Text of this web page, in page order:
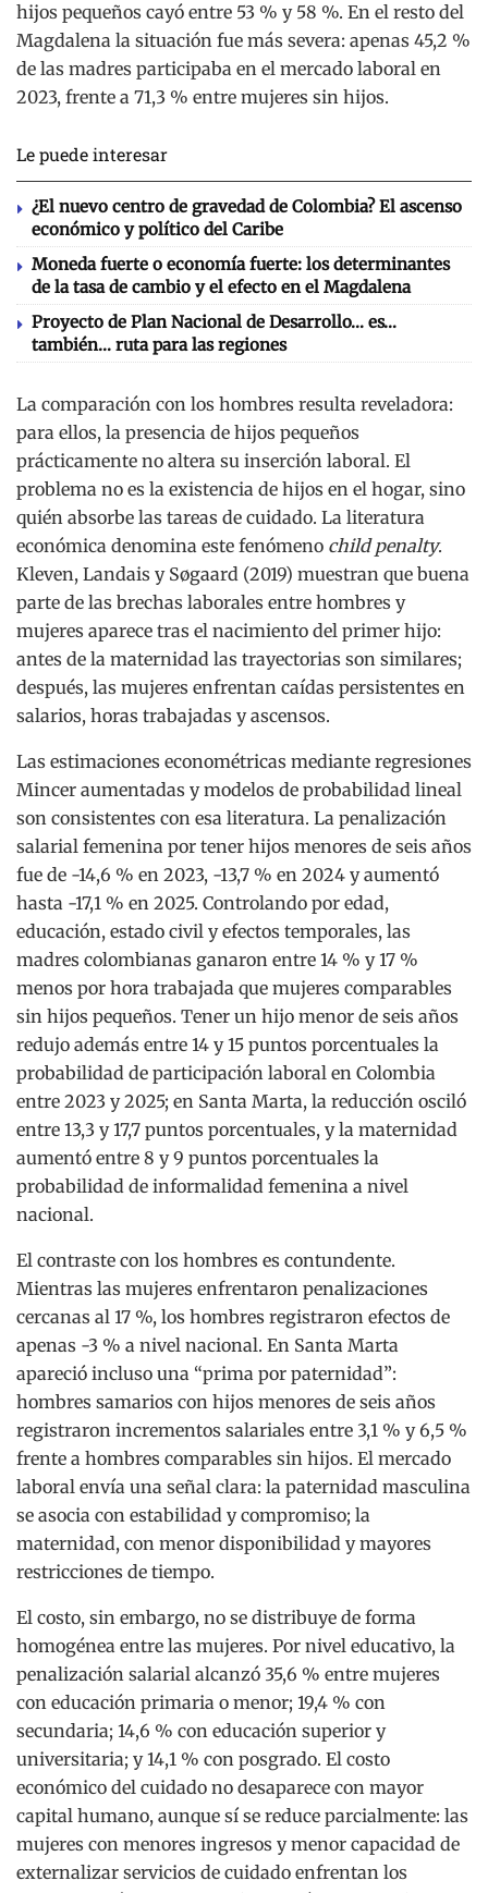
hijos pequeños cayó entre 53 % y 58 %. En el resto del
Magdalena la situación fue más severa: apenas 45,2 %
de las madres participaba en el mercado laboral en
2023, frente a 71,3 % entre mujeres sin hijos.
Le puede interesar
¿El nuevo centro de gravedad de Colombia? El ascenso
económico y político del Caribe
Moneda fuerte o economía fuerte: los determinantes
de la tasa de cambio y el efecto en el Magdalena
Proyecto de Plan Nacional de Desarrollo… es…
también… ruta para las regiones
La comparación con los hombres resulta reveladora:
para ellos, la presencia de hijos pequeños
prácticamente no altera su inserción laboral. El
problema no es la existencia de hijos en el hogar, sino
quién absorbe las tareas de cuidado. La literatura
económica denomina este fenómeno child penalty.
Kleven, Landais y Søgaard (2019) muestran que buena
parte de las brechas laborales entre hombres y
mujeres aparece tras el nacimiento del primer hijo:
antes de la maternidad las trayectorias son similares;
después, las mujeres enfrentan caídas persistentes en
salarios, horas trabajadas y ascensos.
Las estimaciones econométricas mediante regresiones
Mincer aumentadas y modelos de probabilidad lineal
son consistentes con esa literatura. La penalización
salarial femenina por tener hijos menores de seis años
fue de -14,6 % en 2023, -13,7 % en 2024 y aumentó
hasta -17,1 % en 2025. Controlando por edad,
educación, estado civil y efectos temporales, las
madres colombianas ganaron entre 14 % y 17 %
menos por hora trabajada que mujeres comparables
sin hijos pequeños. Tener un hijo menor de seis años
redujo además entre 14 y 15 puntos porcentuales la
probabilidad de participación laboral en Colombia
entre 2023 y 2025; en Santa Marta, la reducción osciló
entre 13,3 y 17,7 puntos porcentuales, y la maternidad
aumentó entre 8 y 9 puntos porcentuales la
probabilidad de informalidad femenina a nivel
nacional.
El contraste con los hombres es contundente.
Mientras las mujeres enfrentaron penalizaciones
cercanas al 17 %, los hombres registraron efectos de
apenas -3 % a nivel nacional. En Santa Marta
apareció incluso una “prima por paternidad”:
hombres samarios con hijos menores de seis años
registraron incrementos salariales entre 3,1 % y 6,5 %
frente a hombres comparables sin hijos. El mercado
laboral envía una señal clara: la paternidad masculina
se asocia con estabilidad y compromiso; la
maternidad, con menor disponibilidad y mayores
restricciones de tiempo.
El costo, sin embargo, no se distribuye de forma
homogénea entre las mujeres. Por nivel educativo, la
penalización salarial alcanzó 35,6 % entre mujeres
con educación primaria o menor; 19,4 % con
secundaria; 14,6 % con educación superior y
universitaria; y 14,1 % con posgrado. El costo
económico del cuidado no desaparece con mayor
capital humano, aunque sí se reduce parcialmente: las
mujeres con menores ingresos y menor capacidad de
externalizar servicios de cuidado enfrentan los